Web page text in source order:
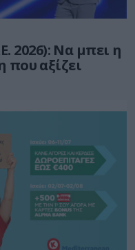
2026): Να μπει η
αξίζει